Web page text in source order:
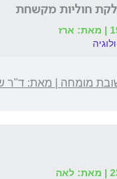
מומחה | מאת: ד"ר